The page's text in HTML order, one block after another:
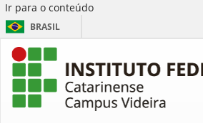
Ir para o conteúdo
BRASIL